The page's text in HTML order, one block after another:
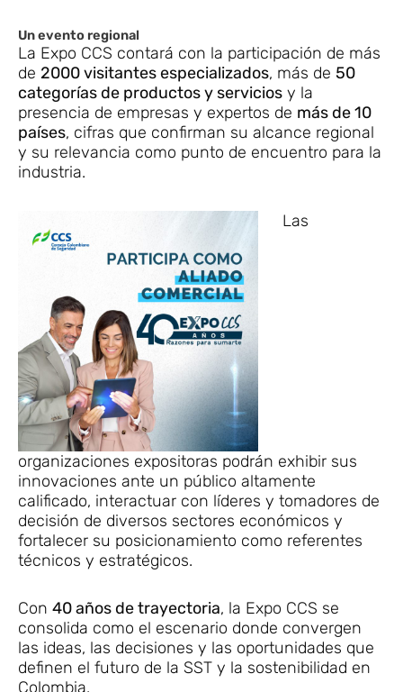
Un evento regional
La Expo CCS contará con la participación de más
de 2000 visitantes especializados, más de 50
categorías de productos y servicios y la
presencia de empresas y expertos de más de 10
países, cifras que confirman su alcance regional
y su relevancia como punto de encuentro para la
industria.
Las
organizaciones expositoras podrán exhibir sus
innovaciones ante un público altamente
calificado, interactuar con líderes y tomadores de
decisión de diversos sectores económicos y
fortalecer su posicionamiento como referentes
técnicos y estratégicos.
Con 40 años de trayectoria, la Expo CCS se
consolida como el escenario donde convergen
las ideas, las decisiones y las oportunidades que
definen el futuro de la SST y la sostenibilidad en
Colombia.